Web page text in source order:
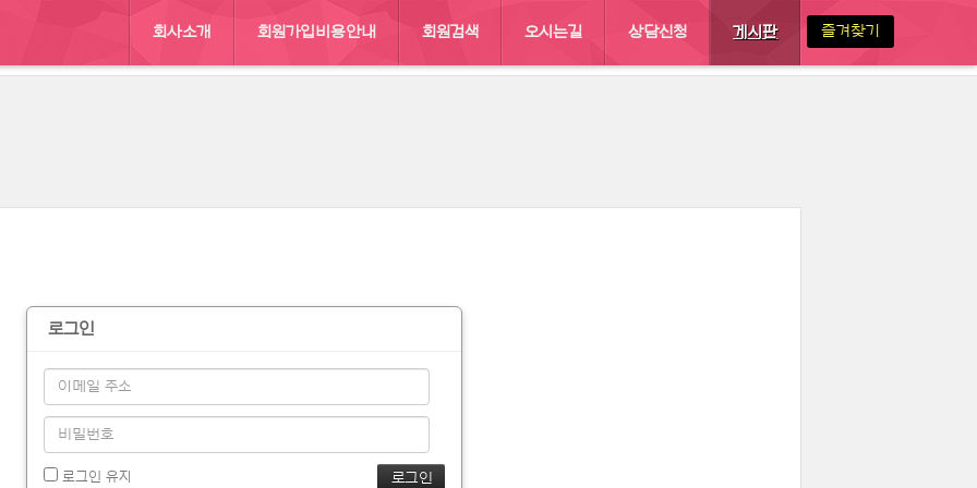
회사소개 회원가입비용안내 회원검색 오시는길 상담신청 게시판 즐겨찾기
:: 남북 :: 결혼정보회사 이루한 게시판 자유게시판
로그인
로그인 유지